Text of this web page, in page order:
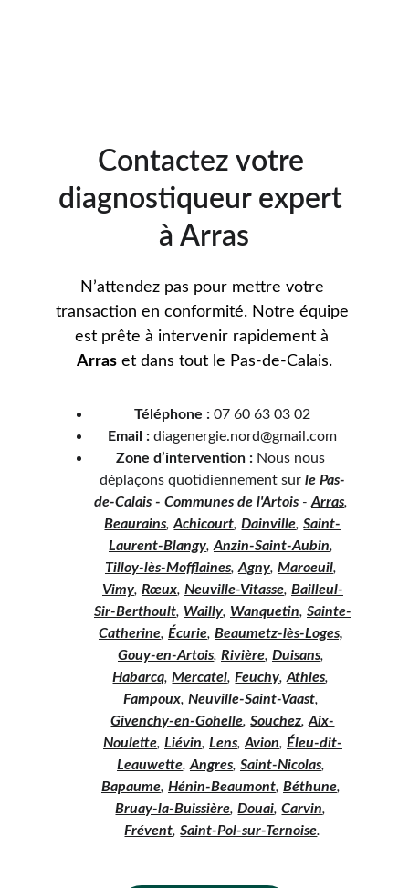
Contactez votre
diagnostiqueur expert
à Arras
N’attendez pas pour mettre votre
transaction en conformité. Notre équipe
est prête à intervenir rapidement à
Arras et dans tout le Pas-de-Calais.
Téléphone : 07 60 63 03 02
Email : diagenergie.nord@gmail.com
Zone d’intervention : Nous nous
déplaçons quotidiennement sur le Pas-
de-Calais - Communes de l'Artois - Arras,
Beaurains, Achicourt, Dainville, Saint-
Laurent-Blangy, Anzin-Saint-Aubin,
Tilloy-lès-Mofflaines, Agny, Maroeuil,
Vimy, Rœux, Neuville-Vitasse, Bailleul-
Sir-Berthoult, Wailly, Wanquetin, Sainte-
Catherine, Écurie, Beaumetz-lès-Loges,
Gouy-en-Artois, Rivière, Duisans,
Habarcq, Mercatel, Feuchy, Athies,
Fampoux, Neuville-Saint-Vaast,
Givenchy-en-Gohelle, Souchez, Aix-
Noulette, Liévin, Lens, Avion, Éleu-dit-
Leauwette, Angres, Saint-Nicolas,
Bapaume, Hénin-Beaumont, Béthune,
Bruay-la-Buissière, Douai, Carvin,
Frévent, Saint-Pol-sur-Ternoise.